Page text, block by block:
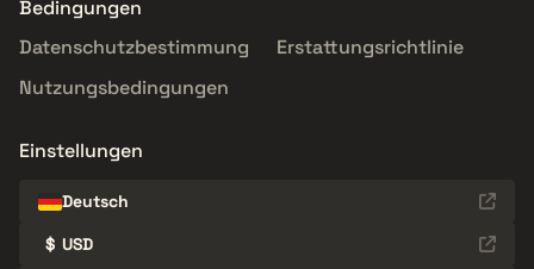
Bedingungen
Datenschutzbestimmung
Erstattungsrichtlinie
Nutzungsbedingungen
Einstellungen
Deutsch
$ USD